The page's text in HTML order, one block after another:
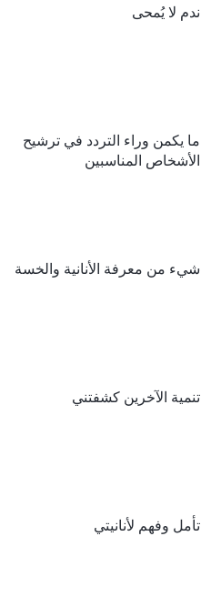
ندم لا يُمحى
ما يكمن وراء التردد في ترشيح
الأشخاص المناسبين
شيء من معرفة الأنانية والخسة
تنمية الآخرين كشفتني
تأمل وفهم لأنانيتي